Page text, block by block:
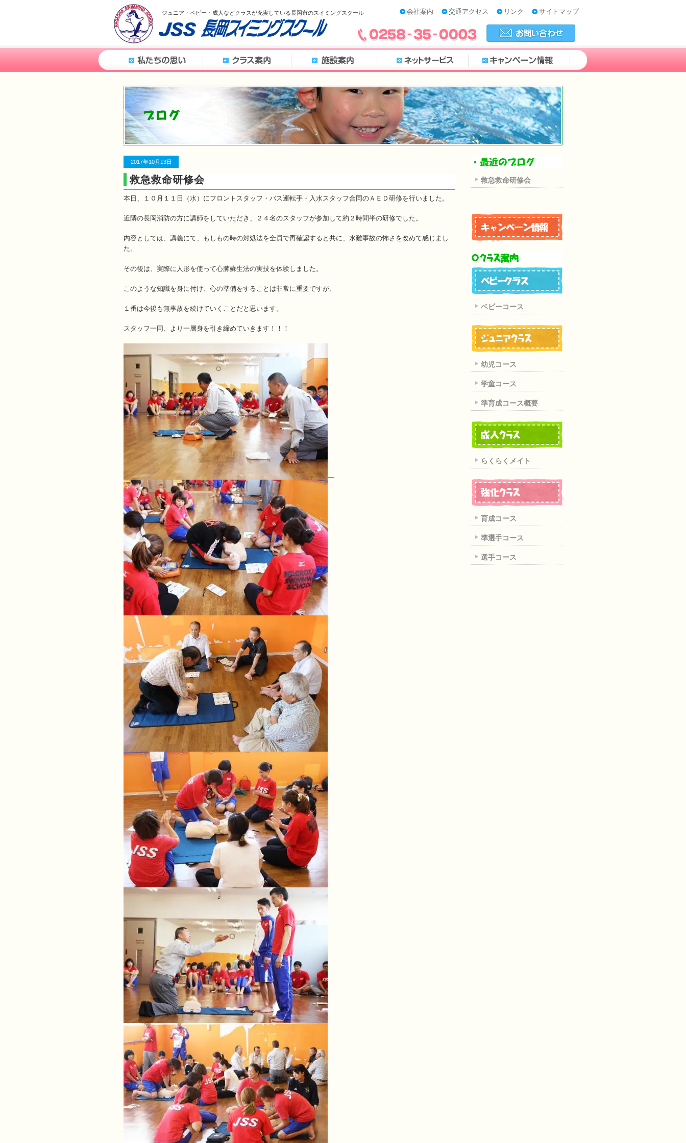
ジュニア・ベビー・成人などクラスが充実している長岡市のスイミングスクール 会社案内 交通アクセス リンク サイトマップ
2017年10月13日
救急救命研修会
本日、１０月１１日（水）にフロントスタッフ・バス運転手・入水スタッフ合同のＡＥＤ研修を行いました。
近隣の長岡消防の方に講師をしていただき、２４名のスタッフが参加して約２時間半の研修でした。
内容としては、講義にて、もしもの時の対処法を全員で再確認すると共に、水難事故の怖さを改めて感じまし
た。
その後は、実際に人形を使って心肺蘇生法の実技を体験しました。
このような知識を身に付け、心の準備をすることは非常に重要ですが、
１番は今後も無事故を続けていくことだと思います。
スタッフ一同、より一層身を引き締めていきます！！！
救急救命研修会
ベビーコース
幼児コース
学童コース
準育成コース概要
らくらくメイト
育成コース
準選手コース
選手コース